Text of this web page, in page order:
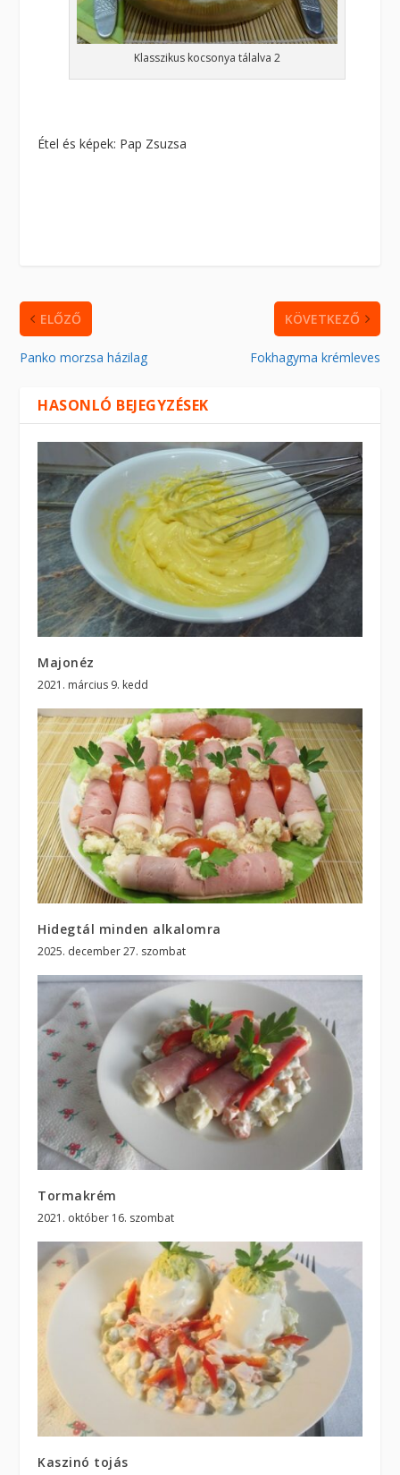
Klasszikus kocsonya tálalva 2
Étel és képek: Pap Zsuzsa
ELŐZŐ
Panko morzsa házilag
KÖVETKEZŐ
Fokhagyma krémleves
HASONLÓ BEJEGYZÉSEK
Majonéz
2021. március 9. kedd
Hidegtál minden alkalomra
2025. december 27. szombat
Tormakrém
2021. október 16. szombat
Kaszinó tojás